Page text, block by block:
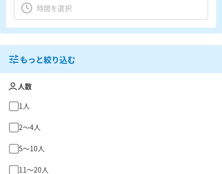
もっと絞り込む
人数
1人
2〜4人
5〜10人
11〜20人